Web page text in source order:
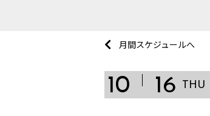
月間スケジュールへ
10 16 THU